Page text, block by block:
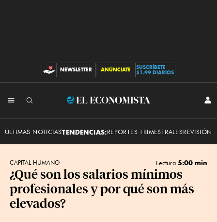
CONTRIBUCIONES
NEWSLETTER ANÚNCIATE
SUSCRÍBETE
$1.99 DIARIOS
El
ÚLTIMAS NOTICIASTENDENCIAS:REPORTES TRIMESTRALESREVISIÓN
CAPITAL HUMANO Lectura 5:00 min
¿Qué son los salarios mínimos
profesionales y por qué son más
elevados?